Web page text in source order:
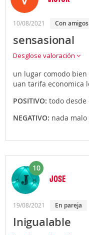
10/08/2021 con amigos
sensasional
Desglose valoración
un lugar comodo
uan tarifa economica
POSITIVO: todo
NEGATIVO: nada
10
JOSE
19/08/2021 en pareja
Inigualable